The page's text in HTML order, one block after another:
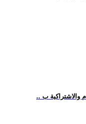
والاشتراكية ب